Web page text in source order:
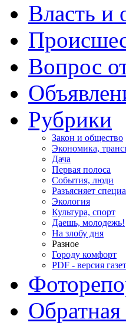
Власть и
Вопрос
Рубрики
Закон и общество
Экономика,
Дача
Первая полоса
События, люди
Разъясняет
Экология
Культура, спорт
Даешь, молодежь!
На злобу дня
Разное
Городу комфорт
PDF - версия
Обратная